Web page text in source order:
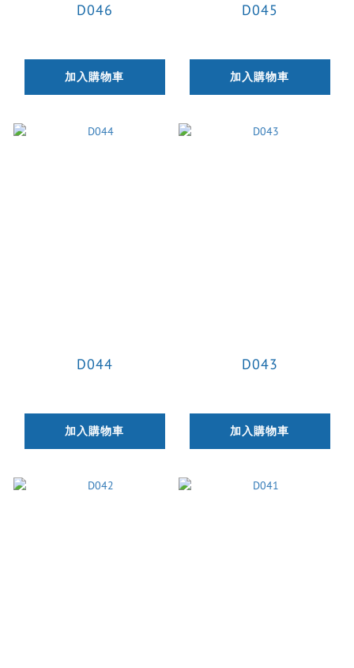
D046
加入購物車
D045
加入購物車
D044
加入購物車
D043
加入購物車